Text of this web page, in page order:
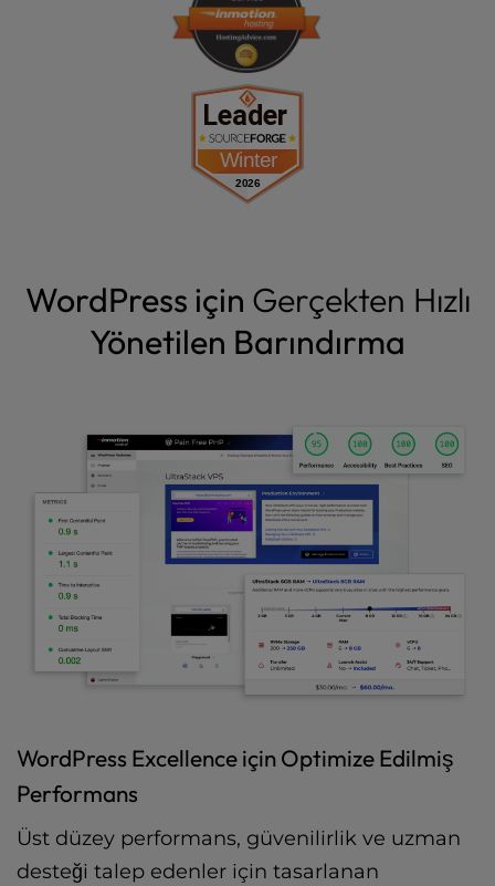
WordPress için Gerçekten Hızlı
Yönetilen Barındırma
WordPress Excellence için Optimize Edilmiş
Performans
Üst düzey performans, güvenilirlik ve uzman
desteği talep edenler için tasarlanan